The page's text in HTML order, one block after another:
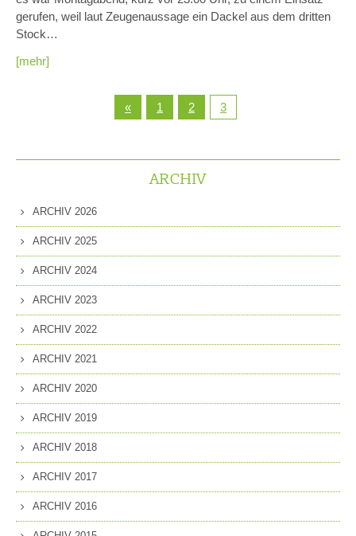
gerufen, weil laut Zeugenaussage ein Dackel aus dem dritten
Stock…
[mehr]
« 1 2 3
ARCHIV
ARCHIV 2026
ARCHIV 2025
ARCHIV 2024
ARCHIV 2023
ARCHIV 2022
ARCHIV 2021
ARCHIV 2020
ARCHIV 2019
ARCHIV 2018
ARCHIV 2017
ARCHIV 2016